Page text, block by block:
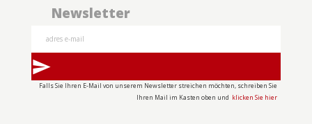
Newsletter
send
Falls Sie Ihren E-Mail von unserem Newsletter streichen möchten, schreiben Sie
Ihren Mail im Kasten oben und klicken Sie hier